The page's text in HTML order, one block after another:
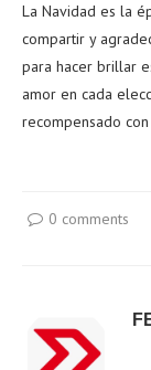
La Navidad es la
compartir y
para hacer brillar
amor en cada
recompensado
0 comments